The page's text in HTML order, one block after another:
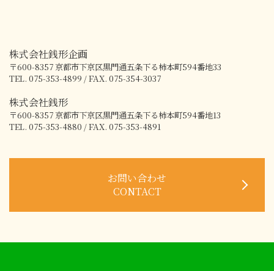
株式会社銭形企画
〒600-8357京都市下京区黒門通五条下る柿本町594番地33
TEL. 075-353-4899 / FAX. 075-354-3037
株式会社銭形
〒600-8357京都市下京区黒門通五条下る柿本町594番地13
TEL. 075-353-4880 / FAX. 075-353-4891
お問い合わせ
CONTACT